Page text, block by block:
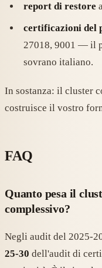
report di restore
certificazioni del
27018, 9001 — il
sovrano italiano.
In sostanza: il cluster
costruisce il vostro
FAQ
Quanto pesa il
complessivo?
Negli audit del 2025-
25-30 dell'audit di